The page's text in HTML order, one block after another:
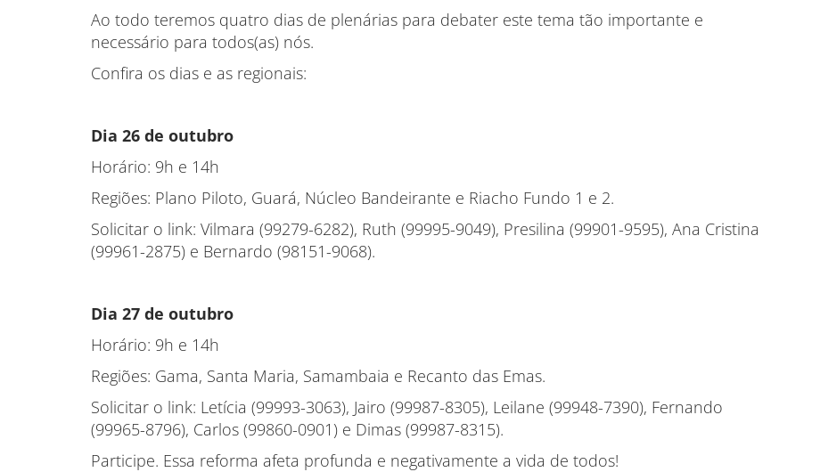
Ao todo teremos quatro dias de plenárias para debater este tema tão importante e
necessário para todos(as) nós.
Confira os dias e as regionais:
Dia 26 de outubro
Horário: 9h e 14h
Regiões: Plano Piloto, Guará, Núcleo Bandeirante e Riacho Fundo 1 e 2.
Solicitar o link: Vilmara (99279-6282), Ruth (99995-9049), Presilina (99901-9595), Ana Cristina
(99961-2875) e Bernardo (98151-9068).
Dia 27 de outubro
Horário: 9h e 14h
Regiões: Gama, Santa Maria, Samambaia e Recanto das Emas.
Solicitar o link: Letícia (99993-3063), Jairo (99987-8305), Leilane (99948-7390), Fernando
(99965-8796), Carlos (99860-0901) e Dimas (99987-8315).
Participe. Essa reforma afeta profunda e negativamente a vida de todos!